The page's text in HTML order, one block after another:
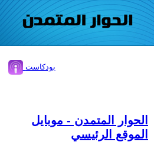
بودكاست
الحوار المتمدن - موبايل
الموقع الرئيسي